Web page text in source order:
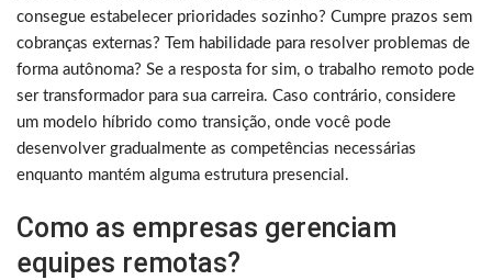
consegue estabelecer prioridades sozinho? Cumpre prazos sem
cobranças externas? Tem habilidade para resolver problemas de
forma autônoma? Se a resposta for sim, o trabalho remoto pode
ser transformador para sua carreira. Caso contrário, considere
um modelo híbrido como transição, onde você pode
desenvolver gradualmente as competências necessárias
enquanto mantém alguma estrutura presencial.
Como as empresas gerenciam
equipes remotas?